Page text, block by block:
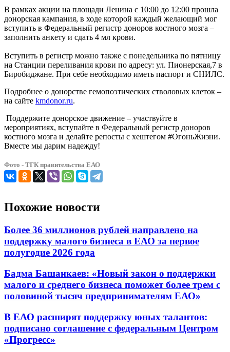
В рамках акции на площади Ленина с 10:00 до 12:00 прошла
донорская кампания, в ходе которой каждый желающий мог
вступить в Федеральный регистр доноров костного мозга –
заполнить анкету и сдать 4 мл крови.
Вступить в регистр можно также с понедельника по пятницу
на Станции переливания крови по адресу: ул. Пионерская,7 в
Биробиджане. При себе необходимо иметь паспорт и СНИЛС.
Подробнее о донорстве гемопоэтических стволовых клеток –
на сайте kmdonor.ru.
Поддержите донорское движение – участвуйте в
мероприятиях, вступайте в Федеральный регистр доноров
костного мозга и делайте репосты с хештегом #ОгоньЖизни.
Вместе мы дарим надежду!
Фото - ТГК правительства ЕАО
Похожие новости
Более 36 миллионов рублей направлено на
поддержку малого бизнеса в ЕАО за первое
полугодие 2026 года
Бадма Башанкаев: «Новый закон о поддержки
малого и среднего бизнеса поможет более трем с
половиной тысяч предпринимателям ЕАО»
В ЕАО расширят поддержку юных талантов:
подписано соглашение с федеральным Центром
«Прогресс»